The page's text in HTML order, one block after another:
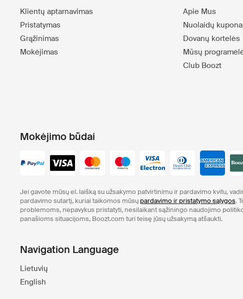
Klientų aptarnavimas
Pristatymas
Grąžinimas
Mokėjimas
Apie Mus
Nuolaidų
Dovanų kortelės
Mūsų
Club Boozt
Mokėjimo būdai
Jei gavote mūsų el. laišką su užsakymo patvirtinimu ir pardavimo kvitu,
pardavimo sutartį, kuriai taikomos mūsų pardavimo ir pristatymo sąlygos.
problemoms, nepavykus pristatyti, nesilaikant sąžiningo naudojimo
panašioms situacijoms, Boozt.com turi teisę jūsų užsakymą atšaukti.
Navigation Language
Lietuvių
English